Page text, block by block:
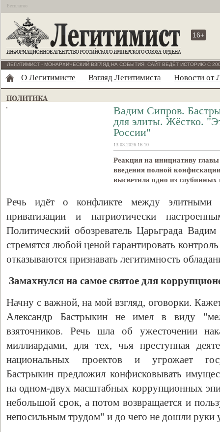
Бесплатно
16+
ЛЕГИТИМИСТ - МОНАРХИЧЕСКИЙ ВЗГЛЯД НА СОБЫТИЯ. САЙТ ВЕДЁТ ИСТОРИЮ С
О Легитимисте Взгляд Легитимиста Новости от
Вадим Сипров.
для элиты. Жёстко.
России"
13.03.2026 16:10
Реакция на инициативу
введения полной
высветила одно из глубинных
Речь идёт о конфликте между элитными
приватизации и патриотически
Политический обозреватель Царьграда
стремятся любой ценой гарантировать
отказываются признавать легитимность
Замахнулся на самое святое для
Начну с важной, на мой взгляд, оговорки.
Александр Бастрыкин не имел в виду
взяточников. Речь шла об ужесточении
миллиардами, для тех, чья преступная
национальных проектов и угрожает
Бастрыкин предложил конфисковывать
на одном-двух масштабных коррупционных
небольшой срок, а потом возвращается и
непосильным трудом" и до чего не дошли руки